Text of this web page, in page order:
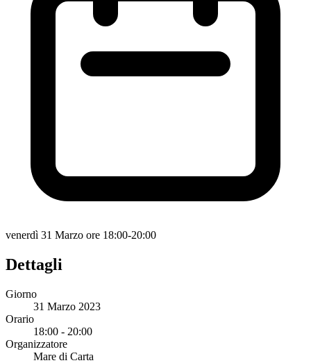
venerdì 31 Marzo ore 18:00-20:00
Dettagli
Giorno
31 Marzo 2023
Orario
18:00 - 20:00
Organizzatore
Mare di Carta